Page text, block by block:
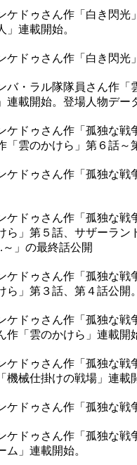
ケドゥさん作「白き閃光
」連載開始。
ケドゥさん作「白き閃光
バ・ラル隊隊員さん作「
連載開始。登場人物デー
ケドゥさん作「孤独な戦
「雲のかけら」第６話～
ケドゥさん作「孤独な戦
ケドゥさん作「孤独な戦
ら」第５話、サザーラン
～」の最終話公開
ケドゥさん作「孤独な戦
ら」第３話、第４話公開
ケドゥさん作「孤独な戦
作「雲のかけら」連載開
ケドゥさん作「孤独な戦
機械仕掛けの戦場」連載
ケドゥさん作「孤独な戦
ケドゥさん作「孤独な戦
ム」連載開始。